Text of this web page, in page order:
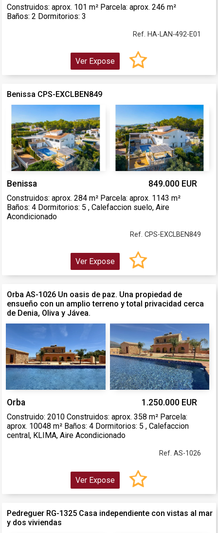
Construidos: aprox. 101 m² Parcela: aprox. 246 m²
Baños: 2 Dormitorios: 3
Ref. HA-LAN-492-E01
Ver Expose
Benissa CPS-EXCLBEN849
Benissa 849.000 EUR
Construidos: aprox. 284 m² Parcela: aprox. 1143 m²
Baños: 4 Dormitorios: 5 , Calefaccion suelo, Aire
Acondicionado
Ref. CPS-EXCLBEN849
Ver Expose
Orba AS-1026 Un oasis de paz. Una propiedad de
ensueño con un amplio terreno y total privacidad cerca
de Denia, Oliva y Jávea.
Orba 1.250.000 EUR
Construido: 2010 Construidos: aprox. 358 m² Parcela:
aprox. 10048 m² Baños: 4 Dormitorios: 5 , Calefaccion
central, KLIMA, Aire Acondicionado
Ref. AS-1026
Ver Expose
Pedreguer RG-1325 Casa independiente con vistas al mar
y dos viviendas